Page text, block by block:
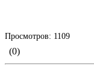
Просмотров: 1109
(0)